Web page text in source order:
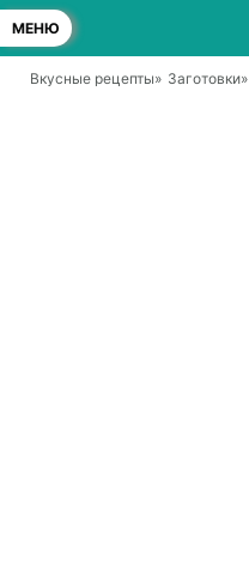
МЕНЮ
Вкусные рецепты» Заготовки»